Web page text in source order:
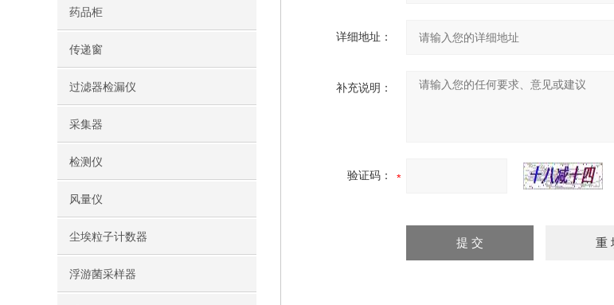
药品柜
传递窗
过滤器检漏仪
采集器
检测仪
风量仪
尘埃粒子计数器
浮游菌采样器
详细地址：
补充说明：
验证码：